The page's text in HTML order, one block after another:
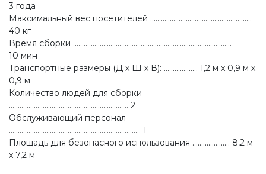
3 года
Максимальный вес посетителей .........................................................
40 кг
Время сборки .........................................................................................
10 мин
Транспортные размеры (Д x Ш x В): ................... 1,2 м х 0,9 м х
0,9 м
Количество людей для сборки
................................................................... 2
Обслуживающий персонал
.......................................................................... 1
Площадь для безопасного использования ..................... 8,2 м
х 7,2 м